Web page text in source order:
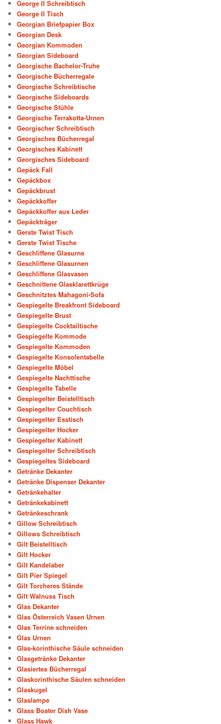
George II Schreibtisch
George II Tisch
Georgian Briefpapier Box
Georgian Desk
Georgian Kommoden
Georgian Sideboard
Georgische Bachelor-Truhe
Georgische Bücherregale
Georgische Schreibtische
Georgische Sideboards
Georgische Stühle
Georgische Terrakotta-Urnen
Georgischer Schreibtisch
Georgisches Bücherregal
Georgisches Kabinett
Georgisches Sideboard
Gepäck Fall
Gepäckbox
Gepäckbrust
Gepäckkoffer
Gepäckkoffer aus Leder
Gepäckträger
Gerste Twist Tisch
Gerste Twist Tische
Geschliffene Glasurne
Geschliffene Glasurnen
Geschliffene Glasvasen
Geschnittene Glasklarettkrüge
Geschnitztes Mahagoni-Sofa
Gespiegelte Breakfront Sideboard
Gespiegelte Brust
Gespiegelte Cocktailtische
Gespiegelte Kommode
Gespiegelte Kommoden
Gespiegelte Konsolentabelle
Gespiegelte Möbel
Gespiegelte Nachttische
Gespiegelte Tabelle
Gespiegelter Beistelltisch
Gespiegelter Couchtisch
Gespiegelter Esstisch
Gespiegelter Hocker
Gespiegelter Kabinett
Gespiegelter Schreibtisch
Gespiegeltes Sideboard
Getränke Dekanter
Getränke Dispenser Dekanter
Getränkehalter
Getränkekabinett
Getränkeschrank
Gillow Schreibtisch
Gillows Schreibtisch
Gilt Beistelltisch
Gilt Hocker
Gilt Kandelaber
Gilt Pier Spiegel
Gilt Torcheres Stände
Gilt Walnuss Tisch
Glas Dekanter
Glas Österreich Vasen Urnen
Glas Terrine schneiden
Glas Urnen
Glas-korinthische Säule schneiden
Glasgetränke Dekanter
Glasiertes Bücherregal
Glaskorinthische Säulen schneiden
Glaskugel
Glaslampe
Glass Boater Dish Vase
Glass Hawk